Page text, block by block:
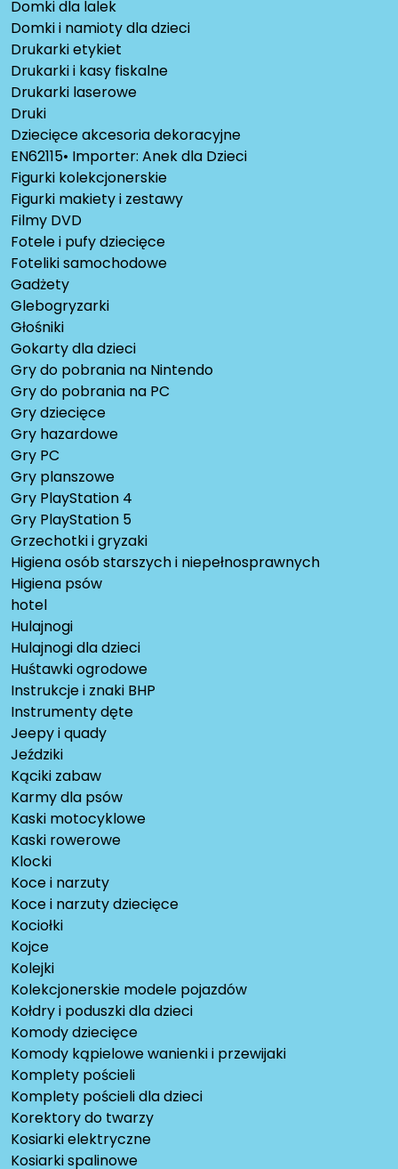
Domki dla lalek
Domki i namioty dla dzieci
Drukarki etykiet
Drukarki i kasy fiskalne
Drukarki laserowe
Druki
Dziecięce akcesoria dekoracyjne
EN62115• Importer: Anek dla Dzieci
Figurki kolekcjonerskie
Figurki makiety i zestawy
Filmy DVD
Fotele i pufy dziecięce
Foteliki samochodowe
Gadżety
Glebogryzarki
Głośniki
Gokarty dla dzieci
Gry do pobrania na Nintendo
Gry do pobrania na PC
Gry dziecięce
Gry hazardowe
Gry PC
Gry planszowe
Gry PlayStation 4
Gry PlayStation 5
Grzechotki i gryzaki
Higiena osób starszych i niepełnosprawnych
Higiena psów
hotel
Hulajnogi
Hulajnogi dla dzieci
Huśtawki ogrodowe
Instrukcje i znaki BHP
Instrumenty dęte
Jeepy i quady
Jeździki
Kąciki zabaw
Karmy dla psów
Kaski motocyklowe
Kaski rowerowe
Klocki
Koce i narzuty
Koce i narzuty dziecięce
Kociołki
Kojce
Kolejki
Kolekcjonerskie modele pojazdów
Kołdry i poduszki dla dzieci
Komody dziecięce
Komody kąpielowe wanienki i przewijaki
Komplety pościeli
Komplety pościeli dla dzieci
Korektory do twarzy
Kosiarki elektryczne
Kosiarki spalinowe